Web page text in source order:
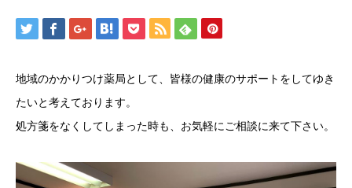
地域のかかりつけ薬局として、皆様の健康のサポートをしてゆき
たいと考えております。
処方箋をなくしてしまった時も、お気軽にご相談に来て下さい。